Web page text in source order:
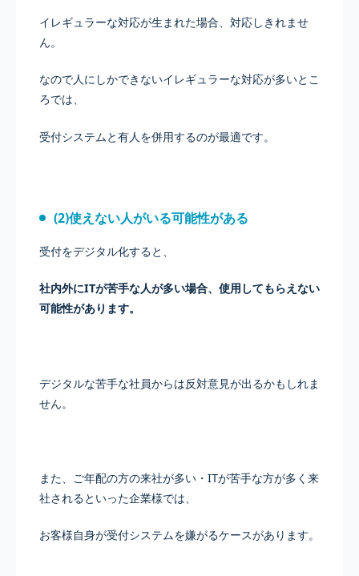
イレギュラーな対応が生まれた場合、対応しきれませ
ん。
なので人にしかできないイレギュラーな対応が多いとこ
ろでは、
受付システムと有人を併用するのが最適です。
(2)使えない人がいる可能性がある
受付をデジタル化すると、
社内外にITが苦手な人が多い場合、使用してもらえない
可能性があります。
デジタルな苦手な社員からは反対意見が出るかもしれま
せん。
また、ご年配の方の来社が多い・ITが苦手な方が多く来
社されるといった企業様では、
お客様自身が受付システムを嫌がるケースがあります。